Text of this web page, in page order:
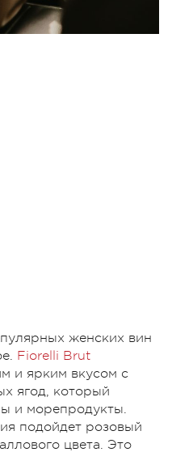
женских вин
Fiorelli Brut
и ярким вкусом с
ягод, который
и морепродукты.
подойдет розовый
цвета. Это